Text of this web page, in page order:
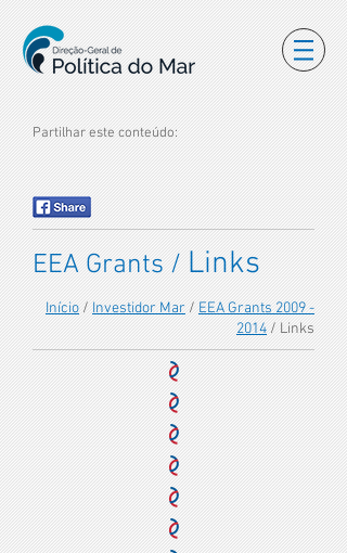
Partilhar este conteúdo:
EEA Grants / Links
Início / Investidor Mar / EEA Grants 2009 -
2014 / Links